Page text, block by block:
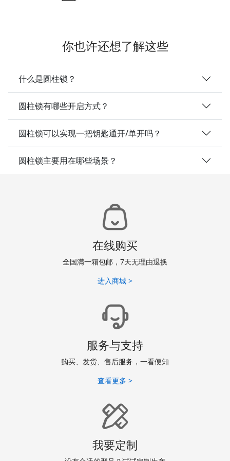
你也许还想了解这些
什么是圆柱锁？
圆柱锁有哪些开启方式？
圆柱锁可以实现一把钥匙通开/单开吗？
圆柱锁主要用在哪些场景？
在线购买
全国满一箱包邮，7天无理由退换
进入商城 >
服务与支持
购买、发货、售后服务，一看便知
查看更多 >
我要定制